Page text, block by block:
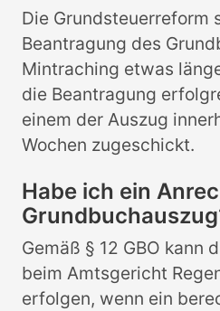
Die Grundsteuerreform
Beantragung des
Mintraching etwas
die Beantragung
einem der Auszug
Wochen zugeschickt.
Habe ich ein
Gemäß § 12 GBO kann
beim Amtsgericht
erfolgen, wenn ein